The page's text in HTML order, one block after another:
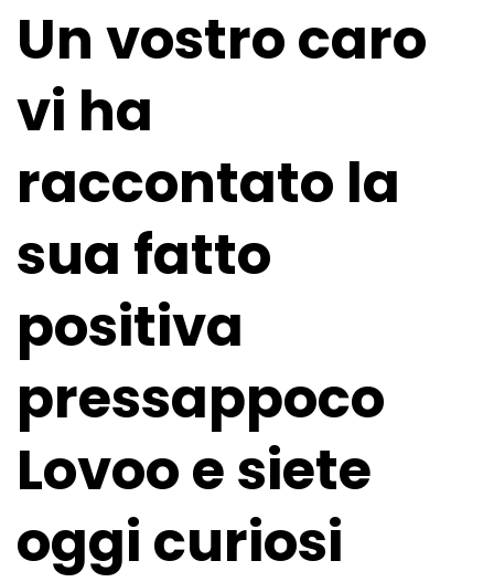
Un vostro caro
vi ha
raccontato la
sua fatto
positiva
pressappoco
Lovoo e siete
oggi curiosi